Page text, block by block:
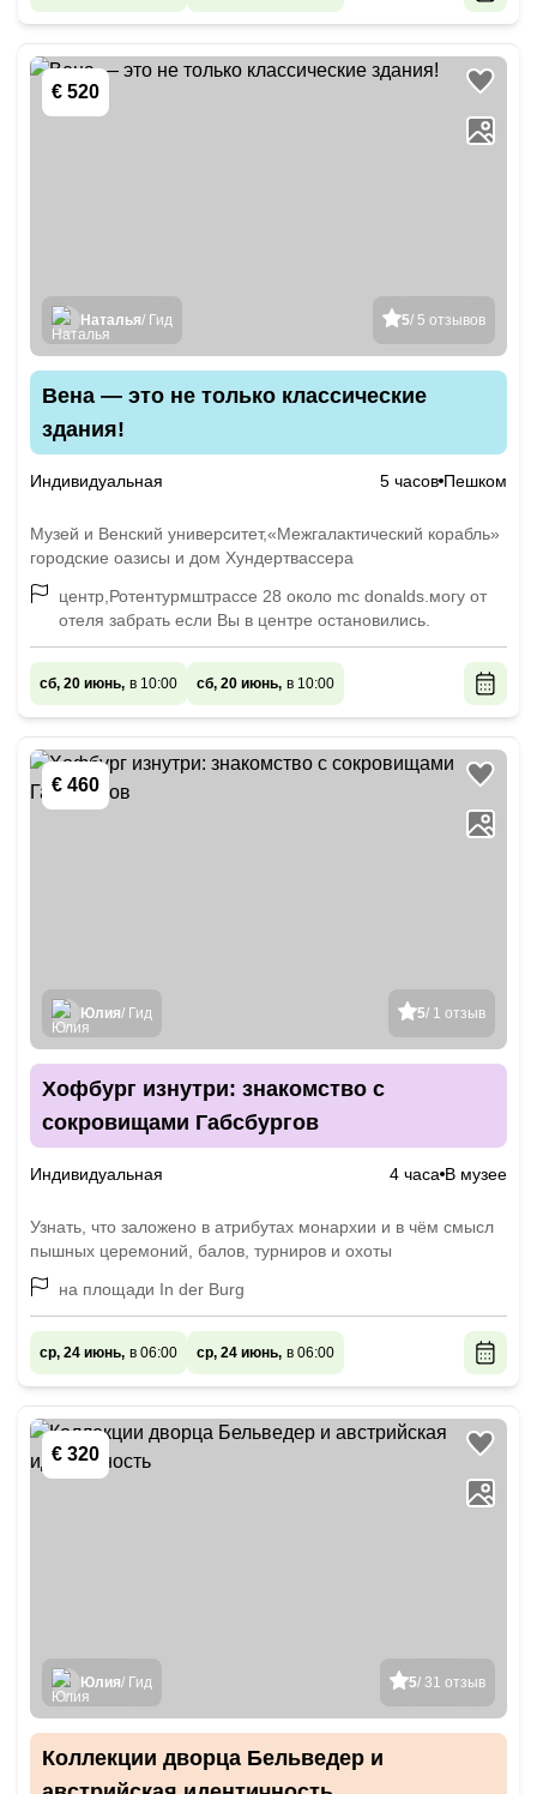
€ 520
5/ 5 отзывов
Наталья/ Гид
Вена — это не только классические
здания!
Индивидуальная 5 часов Пешком
Музей и Венский университет,«Межгалактический корабль»
городские оазисы и дом Хундертвассера
центр,Ротентурмштрассе 28 около mc donalds.могу от
отеля забрать если Вы в центре остановились.
сб, 20 июнь, в 10:00 сб, 20 июнь, в 10:00
€ 460
5/ 1 отзыв
Юлия/ Гид
Хофбург изнутри: знакомство с
сокровищами Габсбургов
Индивидуальная 4 часа В музее
Узнать, что заложено в атрибутах монархии и в чём смысл
пышных церемоний, балов, турниров и охоты
на площади In der Burg
ср, 24 июнь, в 06:00 ср, 24 июнь, в 06:00
€ 320
5/ 31 отзыв
Юлия/ Гид
Коллекции дворца Бельведер и